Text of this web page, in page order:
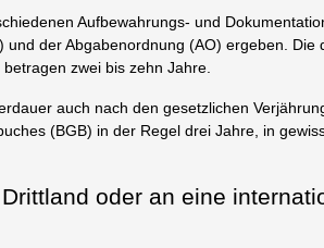
Aufbewahrungs- und
und der Abgabenordnung (AO) ergeben.
zwei bis zehn Jahre.
auch nach den gesetzlichen
(BGB) in der Regel drei Jahre, in
oder an eine